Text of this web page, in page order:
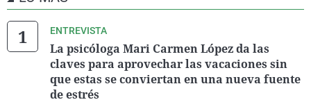
ENTREVISTA
La psicóloga Mari Carmen López da las
claves para aprovechar las vacaciones sin
que estas se conviertan en una nueva fuente
de estrés